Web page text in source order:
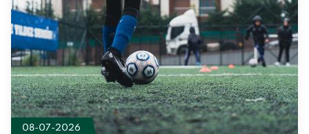
08-07-2026